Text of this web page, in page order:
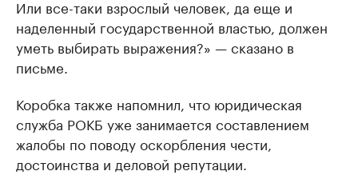
Или все-таки взрослый человек, да еще и
наделенный государственной властью, должен
уметь выбирать выражения?» — сказано в
письме.
Коробка также напомнил, что юридическая
служба РОКБ уже занимается составлением
жалобы по поводу оскорбления чести,
достоинства и деловой репутации.